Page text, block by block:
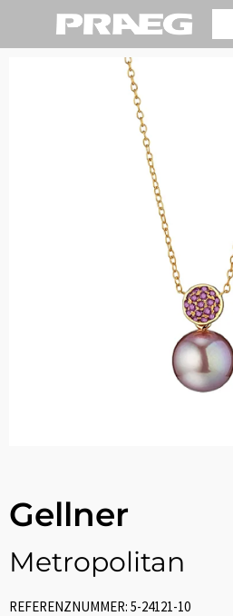
Gellner
Metropolitan
REFERENZNUMMER: 5-24121-10